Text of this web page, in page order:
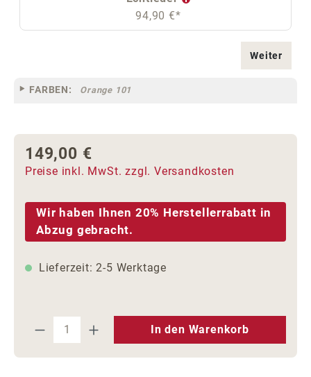
94,90 €*
Weiter
FARBEN: Orange 101
Regulärer Preis:
149,00 €
Preise inkl. MwSt. zzgl. Versandkosten
Wir haben Ihnen 20% Herstellerrabatt in
Abzug gebracht.
Lieferzeit: 2-5 Werktage
Produkt Anzahl: Gib den
In den Warenkorb